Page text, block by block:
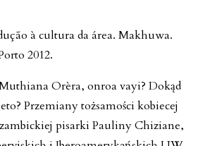
à cultura da área. Makhuwa.
2012.
Orèra, onroa vayi? Dokąd
Przemiany tożsamości kobiecej
pisarki Pauliny Chiziane,